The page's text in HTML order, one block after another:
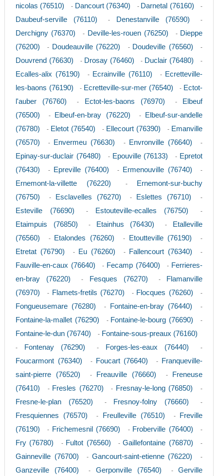
nicolas (76510)
- Dancourt (76340) - Darnetal (76160) -
Daubeuf-serville (76110) - Denestanville (76590) -
Derchigny (76370) - Deville-les-rouen (76250) - Dieppe
(76200)
- Doudeauville (76220) - Doudeville (76560) -
Douvrend (76630) - Drosay (76460) - Duclair (76480) -
Ecalles-alix (76190) - Ecrainville (76110) - Ecretteville-
les-baons (76190)
- Ecretteville-sur-mer (76540) - Ectot-
l'auber (76760)
- Ectot-les-baons (76970) -
Elbeuf
(76500)
- Elbeuf-en-bray (76220) -
Elbeuf-sur-andelle
(76780)
- Eletot (76540) - Ellecourt (76390) - Emanville
(76570)
- Envermeu (76630) - Envronville (76640) -
Epinay-sur-duclair (76480) - Epouville (76133) - Epretot
(76430)
- Epreville (76400) - Ermenouville (76740) -
Ernemont-la-villette (76220) -
Ernemont-sur-buchy
(76750)
- Esclavelles (76270) - Eslettes (76710) -
Esteville (76690) - Estouteville-ecalles (76750) -
Etaimpuis (76850) - Etainhus (76430) -
Etalleville
(76560)
- Etalondes (76260) - Etoutteville (76190) -
Etretat (76790) - Eu (76260) - Fallencourt (76340) -
Fauville-en-caux (76640) - Fecamp (76400) - Ferrieres-
en-bray (76220)
- Fesques (76270) -
Flamanville
(76970)
- Flamets-fretils (76270) - Flocques (76260) -
Fongueusemare (76280) - Fontaine-en-bray (76440) -
Fontaine-la-mallet (76290) - Fontaine-le-bourg (76690) -
Fontaine-le-dun (76740) - Fontaine-sous-preaux (76160)
- Fontenay (76290) - Forges-les-eaux (76440) -
Foucarmont (76340) - Foucart (76640) -
Franqueville-
saint-pierre (76520)
- Freauville (76660) -
Freneuse
(76410)
- Fresles (76270) - Fresnay-le-long (76850) -
Fresne-le-plan (76520) - Fresnoy-folny (76660) -
Fresquiennes (76570) - Freulleville (76510) -
Freville
(76190)
- Frichemesnil (76690) - Froberville (76400) -
Fry (76780) - Fultot (76560) -Gaillefontaine (76870) -
Gainneville (76700) - Gancourt-saint-etienne (76220) -
Ganzeville (76400) - Gerponville (76540) -Gerville